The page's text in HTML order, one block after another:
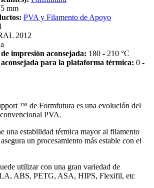
mm
PVA y Filamento de Apoyo
2012
impresión aconsejada: 180 - 210 °C
para la plataforma térmica: 0 -
™ de Formfutura es una evolución del
PVA.
una estabilidad térmica mayor al filamento
un procesamiento más estable con el
utilizar con una gran variedad de
ABS, PETG, ASA, HIPS, Flexifil, etc